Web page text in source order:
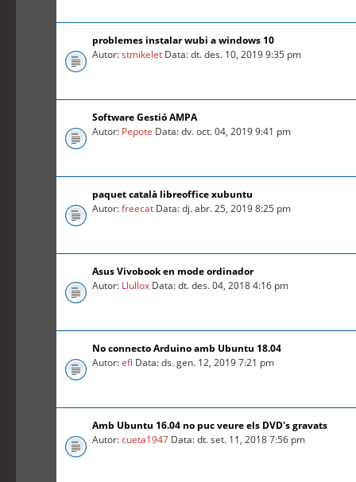
problemes instalar wubi a windows 10
Autor:stmikelet Data: dt. des. 10, 2019 9:35 pm
Software Gestió AMPA
Autor: Pepote Data: dv. oct. 04, 2019 9:41 pm
paquet català libreoffice xubuntu
Autor:freecat Data: dj. abr. 25, 2019 8:25 pm
Asus Vivobook en mode ordinador
Autor: Llullox Data: dt. des. 04, 2018 4:16 pm
No connecto Arduino amb Ubuntu 18.04
Autor:efl Data: ds. gen. 12, 2019 7:21 pm
Amb Ubuntu 16.04 no puc veure els DVD's gravats
Autor:cueta1947 Data: dt. set. 11, 2018 7:56 pm